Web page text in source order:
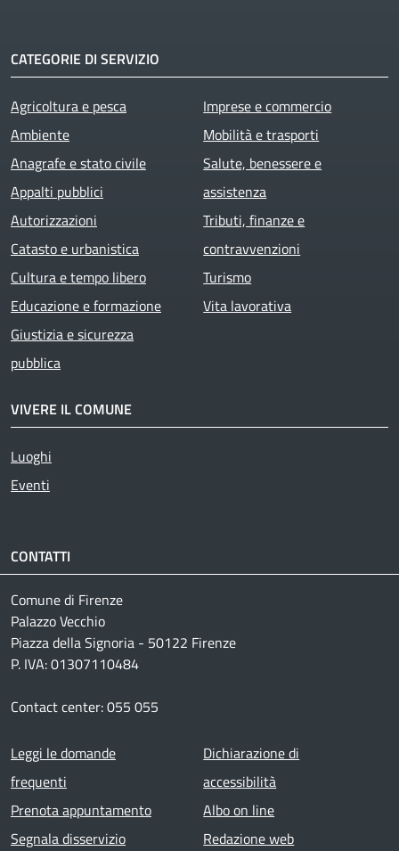
CATEGORIE DI SERVIZIO
Agricoltura e pesca
Ambiente
Anagrafe e stato civile
Appalti pubblici
Autorizzazioni
Catasto e urbanistica
Cultura e tempo libero
Educazione e formazione
Giustizia e sicurezza
pubblica
Imprese e commercio
Mobilità e trasporti
Salute, benessere e
assistenza
Tributi, finanze e
contravvenzioni
Turismo
Vita lavorativa
VIVERE IL COMUNE
Luoghi
Eventi
CONTATTI
Comune di Firenze
Palazzo Vecchio
Piazza della Signoria - 50122 Firenze
P. IVA: 01307110484
Contact center: 055 055
Footer menu
Leggi le domande
frequenti
Prenota appuntamento
Segnala disservizio
Dichiarazione di
accessibilità
Albo on line
Redazione web